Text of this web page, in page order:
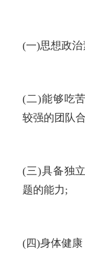
(一)思想政
(二)能够吃
较强的团队
(三)具备独
题的能力;
(四)身体健康